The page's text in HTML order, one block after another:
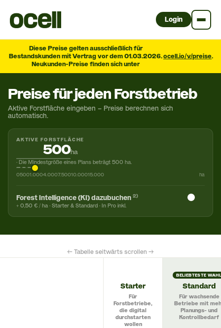
Login
Diese Preise gelten ausschließlich für
Bestandskunden mit Vertrag vor dem 01.03.2026.
Neukunden-Preise finden sich unter
ocell.io/v/preise.
Preise für jeden Forstbetrieb
Aktive Forstfläche eingeben – Preise berechnen sich
automatisch.
AKTIVE FORSTFLÄCHE
ha
· Die Mindestgröße eines Plans beträgt 500 ha.
05001.0004.0007.50010.00015.000 ha
Forest Intelligence (KI) dazubuchen 2)
+ 0,50 € / ha · Starter & Standard · In Pro inkl.
← Tabelle seitwärts scrollen →
Starter
Für
Forstbetriebe,
die digital
durchstarten
wollen
BELIEBTESTE
Standard
Für wachsende
Betriebe mit
Planungs- und
Kontrollbedarf